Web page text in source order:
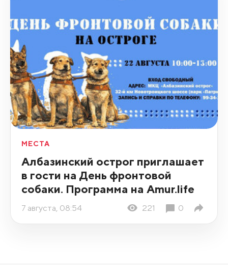
МЕСТА
Албазинский острог приглашает
в гости на День фронтовой
собаки. Программа на Amur.life
7 августа, 08:54 221 0